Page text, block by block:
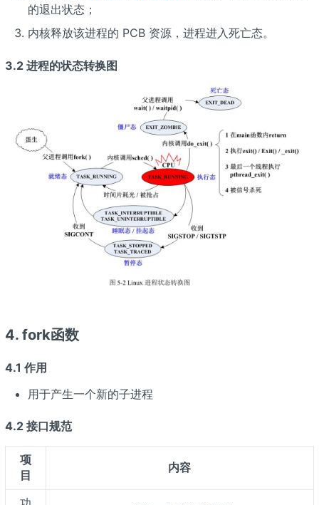
的退出状态；
内核释放该进程的 PCB 资源，进程进入死亡态。
3.2 进程的状态转换图
4. fork函数
4.1 作用
用于产生一个新的子进程
4.2 接口规范
项
目
内容